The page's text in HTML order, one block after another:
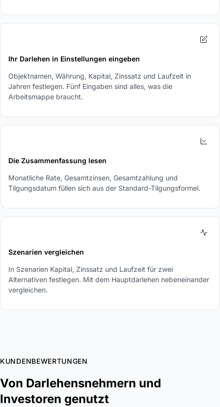
Ihr Darlehen in Einstellungen eingeben
Objektnamen, Währung, Kapital, Zinssatz und Laufzeit in
Jahren festlegen. Fünf Eingaben sind alles, was die
Arbeitsmappe braucht.
Die Zusammenfassung lesen
Monatliche Rate, Gesamtzinsen, Gesamtzahlung und
Tilgungsdatum füllen sich aus der Standard-Tilgungsformel.
Szenarien vergleichen
In Szenarien Kapital, Zinssatz und Laufzeit für zwei
Alternativen festlegen. Mit dem Hauptdarlehen nebeneinander
vergleichen.
KUNDENBEWERTUNGEN
Von Darlehensnehmern und
Investoren genutzt